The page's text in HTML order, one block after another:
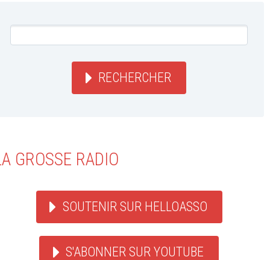
RECHERCHER
GROSSE RADIO
SOUTENIR SUR HELLOASSO
S'ABONNER SUR YOUTUBE